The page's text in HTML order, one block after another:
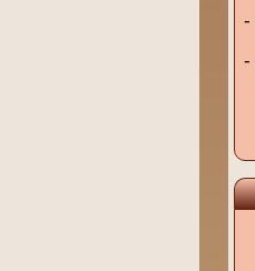
-
-